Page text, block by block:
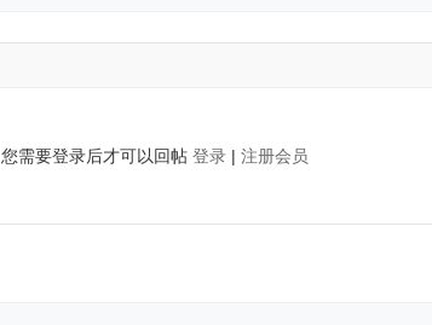
您需要登录后才可以回帖 登录| 注册会员